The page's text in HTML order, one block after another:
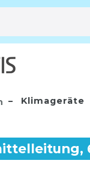
Klimageräte